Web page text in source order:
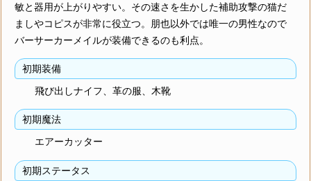
敏と器用が上がりやすい。その速さを生かした補助攻撃の猫だ
ましやコピスが非常に役立つ。朋也以外では唯一の男性なので
バーサーカーメイルが装備できるのも利点。
初期装備
飛び出しナイフ、革の服、木靴
初期魔法
エアーカッター
初期ステータス